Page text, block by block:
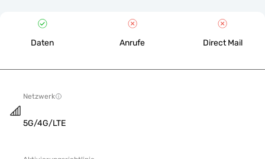
Daten Anrufe Direct Mail
Netzwerk
5G/4G/LTE